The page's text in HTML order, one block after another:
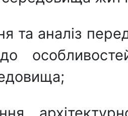
та аналіз